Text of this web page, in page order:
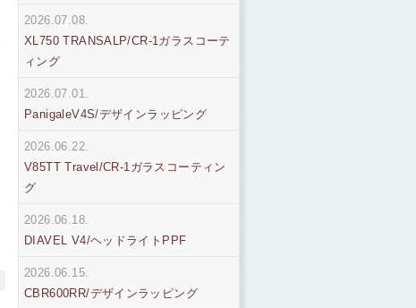
2026.07.08.
XL750 TRANSALP/CR-1ガラスコーテ
ィング
2026.07.01.
PanigaleV4S/デザインラッピング
2026.06.22.
V85TT Travel/CR-1ガラスコーティン
グ
2026.06.18.
DIAVEL V4/ヘッドライトPPF
2026.06.15.
CBR600RR/デザインラッピング